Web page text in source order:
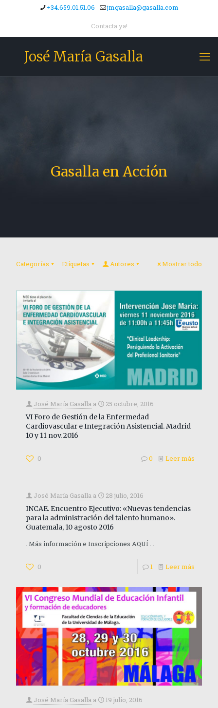
+34.659.01.51.06 jmgasalla@gasalla.com
Contacta ya!
José María Gasalla
Gasalla en Acción
Categorías Etiquetas Autores Mostrar todo
José María Gasalla a
25 octubre, 2016
VI Foro de Gestión de la Enfermedad
Cardiovascular e Integración Asistencial. Madrid
10 y 11 nov. 2016
0 0 Leer más
José María Gasalla a
28 julio, 2016
INCAE. Encuentro Ejecutivo: «Nuevas tendencias
para la administración del talento humano».
Guatemala, 10 agosto 2016
. Más información e Inscripciones AQUÍ . .
0 1 Leer más
José María Gasalla a
19 julio, 2016